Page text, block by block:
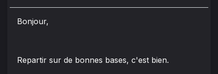
Bonjour,
Repartir sur de bonnes bases, c'est bien.